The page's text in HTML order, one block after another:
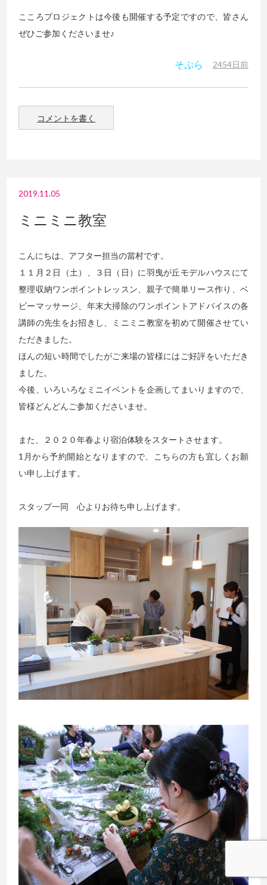
こころプロジェクトは今後も開催する予定ですので、皆さん
ぜひご参加くださいませ♪
そぷら 2454日前
コメントを書く
2019.11.05
ミニミニ教室
こんにちは、アフター担当の當村です。
１１月２日（土）、３日（日）に羽曳が丘モデルハウスにて
整理収納ワンポイントレッスン、親子で簡単リース作り、ベ
ビーマッサージ、年末大掃除のワンポイントアドバイスの各
講師の先生をお招きし、ミニミニ教室を初めて開催させてい
ただきました。
ほんの短い時間でしたがご来場の皆様にはご好評をいただき
ました。
今後、いろいろなミニイベントを企画してまいりますので、
皆様どんどんご参加くださいませ。
また、２０２０年春より宿泊体験をスタートさせます。
1月から予約開始となりますので、こちらの方も宜しくお願
い申し上げます。
スタップ一同 心よりお待ち申し上げます。